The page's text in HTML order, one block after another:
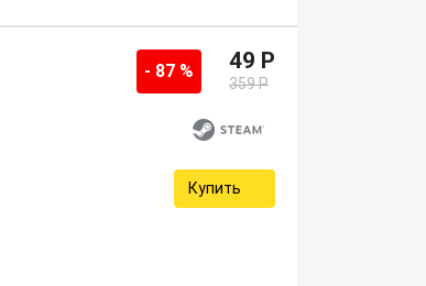
- 87 % 49 P
359 P
Купить